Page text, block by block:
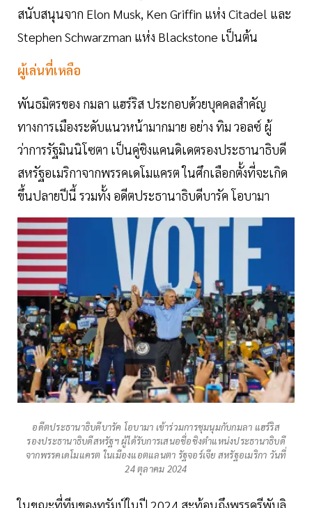
สนับสนุนจาก Elon Musk, Ken Griffin แห่ง Citadel และ
Stephen Schwarzman แห่ง Blackstone เป็นต้น
ผู้เล่นที่เหลือ
พันธมิตรของ กมลา แฮร์ริส ประกอบด้วยบุคคลสำคัญ
ทางการเมืองระดับแนวหน้ามากมาย อย่าง ทิม วอลซ์ ผู้
ว่าการรัฐมินนิโซตา เป็นคู่ชิงแคนดิเดตรองประธานาธิบดี
สหรัฐอเมริกาจากพรรคเดโมแครต ในศึกเลือกตั้งที่จะเกิด
ขึ้นปลายปีนี้ รวมทั้ง อดีตประธานาธิบดีบารัค โอบามา
อดีตประธานาธิบดีบารัค โอบามา เข้าร่วมการชุมนุมกับกมลา แฮร์ริส
รองประธานาธิบดีสหรัฐฯ ผู้ได้รับการเสนอชื่อชิงตำแหน่งประธานาธิบดี
จากพรรคเดโมแครต ในเมืองแอตแลนตา รัฐจอร์เจีย สหรัฐอเมริกา วันที่
24 ตุลาคม 2024
ในขณะที่ทีมของทรัมป์ในปี 2024 สะท้อนถึงพรรครีพับลิ